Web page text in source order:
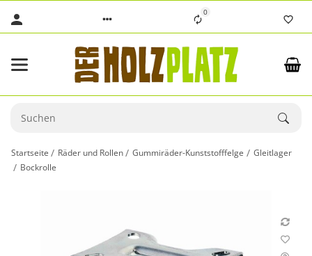
0
Startseite Räder und Rollen Gummiräder-Kunststofffelge
Gleitlager
Bockrolle